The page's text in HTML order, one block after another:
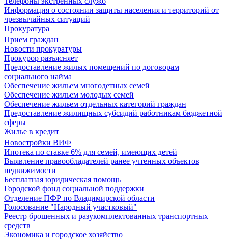
Информация о состоянии защиты населения и территорий от
чрезвычайных ситуаций
Прокуратура
Прием граждан
Новости прокуратуры
Прокурор разъясняет
Предоставление жилых помещений по договорам
социального найма
Обеспечение жильем многодетных семей
Обеспечение жильем молодых семей
Обеспечение жильем отдельных категорий граждан
Предоставление жилищных субсидий работникам бюджетной
сферы
Жилье в кредит
Новостройки ВИФ
Ипотека по ставке 6% для семей, имеющих детей
Выявление правообладателей ранее учтенных объектов
недвижимости
Бесплатная юридическая помощь
Городской фонд социальной поддержки
Отделение ПФР по Владимирской области
Голосование "Народный участковый"
Реестр брошенных и разукомплектованных транспортных
средств
Экономика и городское хозяйство